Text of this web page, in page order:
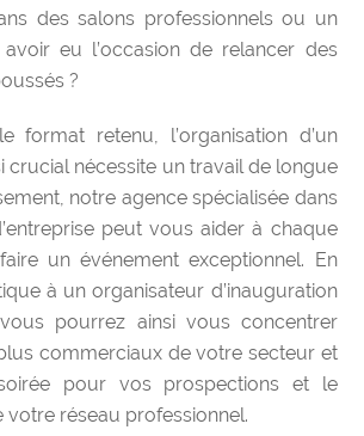
des salons professionnels ou un
avoir eu l’occasion de relancer des
?
format retenu, l’organisation d’un
crucial nécessite un travail de longue
notre agence spécialisée dans
peut vous aider à chaque
un événement exceptionnel. En
à un organisateur d’inauguration
pourrez ainsi vous concentrer
commerciaux de votre secteur et
pour vos prospections et le
votre réseau professionnel.